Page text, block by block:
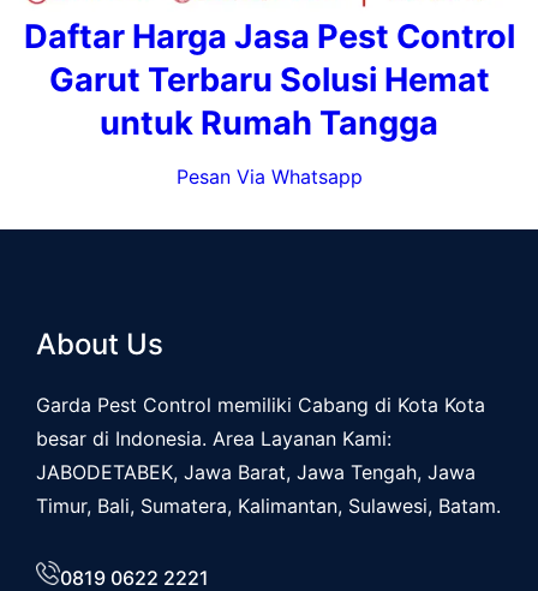
Daftar Harga Jasa Pest Control
Garut Terbaru Solusi Hemat
untuk Rumah Tangga
Pesan Via Whatsapp
About Us
Garda Pest Control memiliki Cabang di Kota Kota
besar di Indonesia. Area Layanan Kami:
JABODETABEK, Jawa Barat, Jawa Tengah, Jawa
Timur, Bali, Sumatera, Kalimantan, Sulawesi, Batam.
0819 0622 2221